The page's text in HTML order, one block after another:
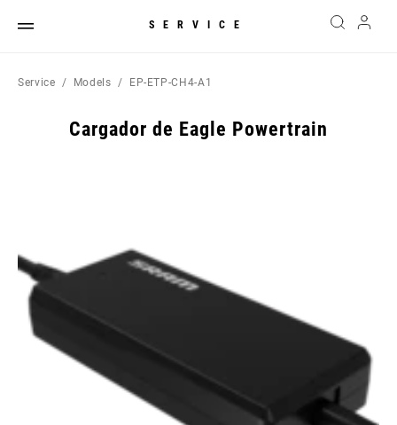
SERVICE
Service Models EP-ETP-CH4-A1
Cargador de Eagle Powertrain